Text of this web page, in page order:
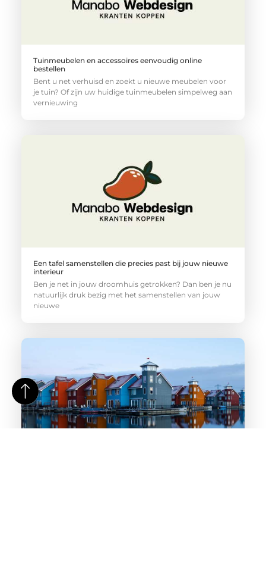
Tuinmeubelen en accessoires eenvoudig online
bestellen
Bent u net verhuisd en zoekt u nieuwe meubelen voor
je tuin? Of zijn uw huidige tuinmeubelen simpelweg aan
vernieuwing
Een tafel samenstellen die precies past bij jouw nieuwe
interieur
Ben je net in jouw droomhuis getrokken? Dan ben je nu
natuurlijk druk bezig met het samenstellen van jouw
nieuwe